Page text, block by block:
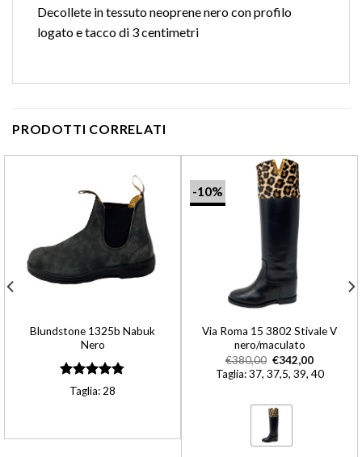
Decollete in tessuto neoprene nero con profilo
logato e tacco di 3 centimetri
PRODOTTI CORRELATI
Blundstone 1325b Nabuk
Nero
Valutato
4.75su 5
Taglia: 28
-10%
Via Roma 15 3802 Stivale V
nero/maculato
€380,00 €342,00
Taglia: 37, 37,5, 39, 40